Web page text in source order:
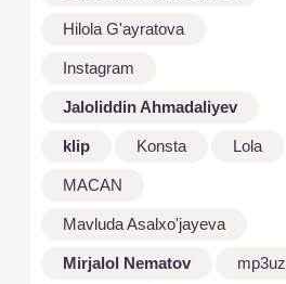
Hilola G'ayratova
Instagram
Jaloliddin Ahmadaliyev
klip Konsta Lola
MACAN
Mavluda Asalxo'jayeva
Mirjalol Nematov mp3uz